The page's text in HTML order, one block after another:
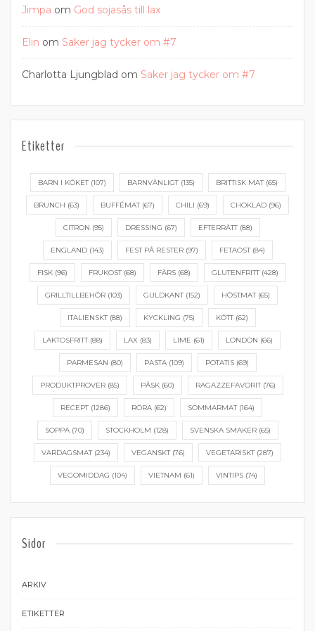
Jimpa om God sojasås till lax
Elin om Saker jag tycker om #7
Charlotta Ljungblad om Saker jag tycker om #7
Etiketter
BARN I KÖKET(107) BARNVÄNLIGT(135) BRITTISK MAT(65)
BRUNCH (63) BUFFÉMAT(67) CHILI (69) CHOKLAD (96)
CITRON (95) DRESSING (67) EFTERRÄTT(88)
ENGLAND(143) FEST PÅ RESTER(97) FETAOST(84)
FISK(96) FRUKOST(68) FÄRS(68) GLUTENFRITT(428)
GRILLTILLBEHÖR (103) GULDKANT(152) HÖSTMAT(65)
ITALIENSKT(88) KYCKLING (75) KÖTT(62)
LAKTOSFRITT(88) LAX (83) LIME (61) LONDON (66)
PARMESAN (80) PASTA(109) POTATIS(69)
PRODUKTPROVER(85) PÅSK(60) RAGAZZEFAVORIT(76)
RECEPT(1286) RÖRA (62) SOMMARMAT(164)
SOPPA(70) STOCKHOLM (128) SVENSKA SMAKER(65)
VARDAGSMAT(234) VEGANSKT(76) VEGETARISKT(287)
VEGOMIDDAG (104) VIETNAM (61) VINTIPS (74)
Sidor
ARKIV
ETIKETTER